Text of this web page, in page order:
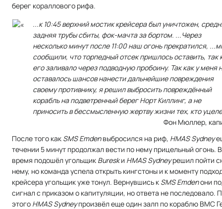
берег кораллового рифа.
...к 10:45 верхний мостик крейсера был уничтожен,
задняя трубы сбиты, фок-мачта за бортом. ...Через
несколько минут после 11:00 наш огонь прекратился,
сообщили, что торпедный отсек пришлось оставить, так
его заливало через подводную пробоину. Так как у меня
оставалось шансов нанести дальнейшие повреждения
своему противнику, я решил выбросить повреждённый
корабль на подветренный берег Норт Киллинг, а не
приносить в бессмысленную жертву жизни тех, кто
Фон Мюллер,
После того как SMS Emdenвыбросился на риф, HMAS Sydney
течении 5 минут продолжал вести по нему прицельный огонь.
время подошёл угольщик Bureskи HMAS Sydneyрешил пойти
нему, но команда успела открыть кингстоны и к моменту
крейсера угольщик уже тонул. Вернувшись к SMS Emdenони
сигнал с приказом о капитуляции, но ответа не последовало.
этого HMAS Sydneyпроизвёл еще один залп по кораблю ВМС